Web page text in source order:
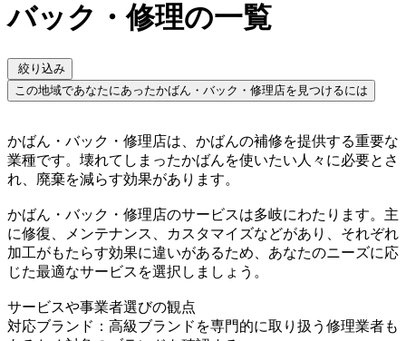
バック・修理の一覧
絞り込み
この地域であなたにあったかばん・バック・修理店を見つけるには
かばん・バック・修理店は、かばんの補修を提供する重要な
業種です。壊れてしまったかばんを使いたい人々に必要とさ
れ、廃棄を減らす効果があります。
かばん・バック・修理店のサービスは多岐にわたります。主
に修復、メンテナンス、カスタマイズなどがあり、それぞれ
加工がもたらす効果に違いがあるため、あなたのニーズに応
じた最適なサービスを選択しましょう。
サービスや事業者選びの観点
対応ブランド：高級ブランドを専門的に取り扱う修理業者も